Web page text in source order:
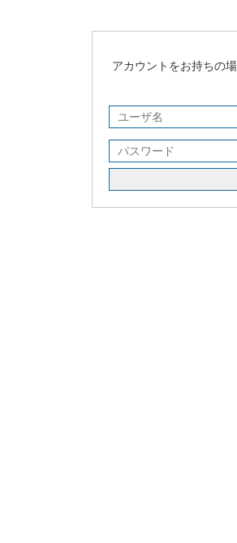
アカウントをお持ちの